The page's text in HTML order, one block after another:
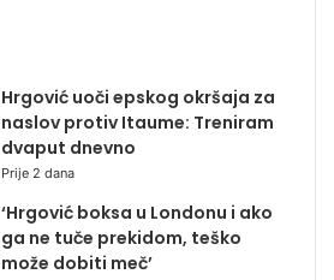
Hrgović uoči epskog okršaja za
naslov protiv Itaume: Treniram
dvaput dnevno
Prije 2 dana
‘Hrgović boksa u Londonu i ako
ga ne tuče prekidom, teško
može dobiti meč’